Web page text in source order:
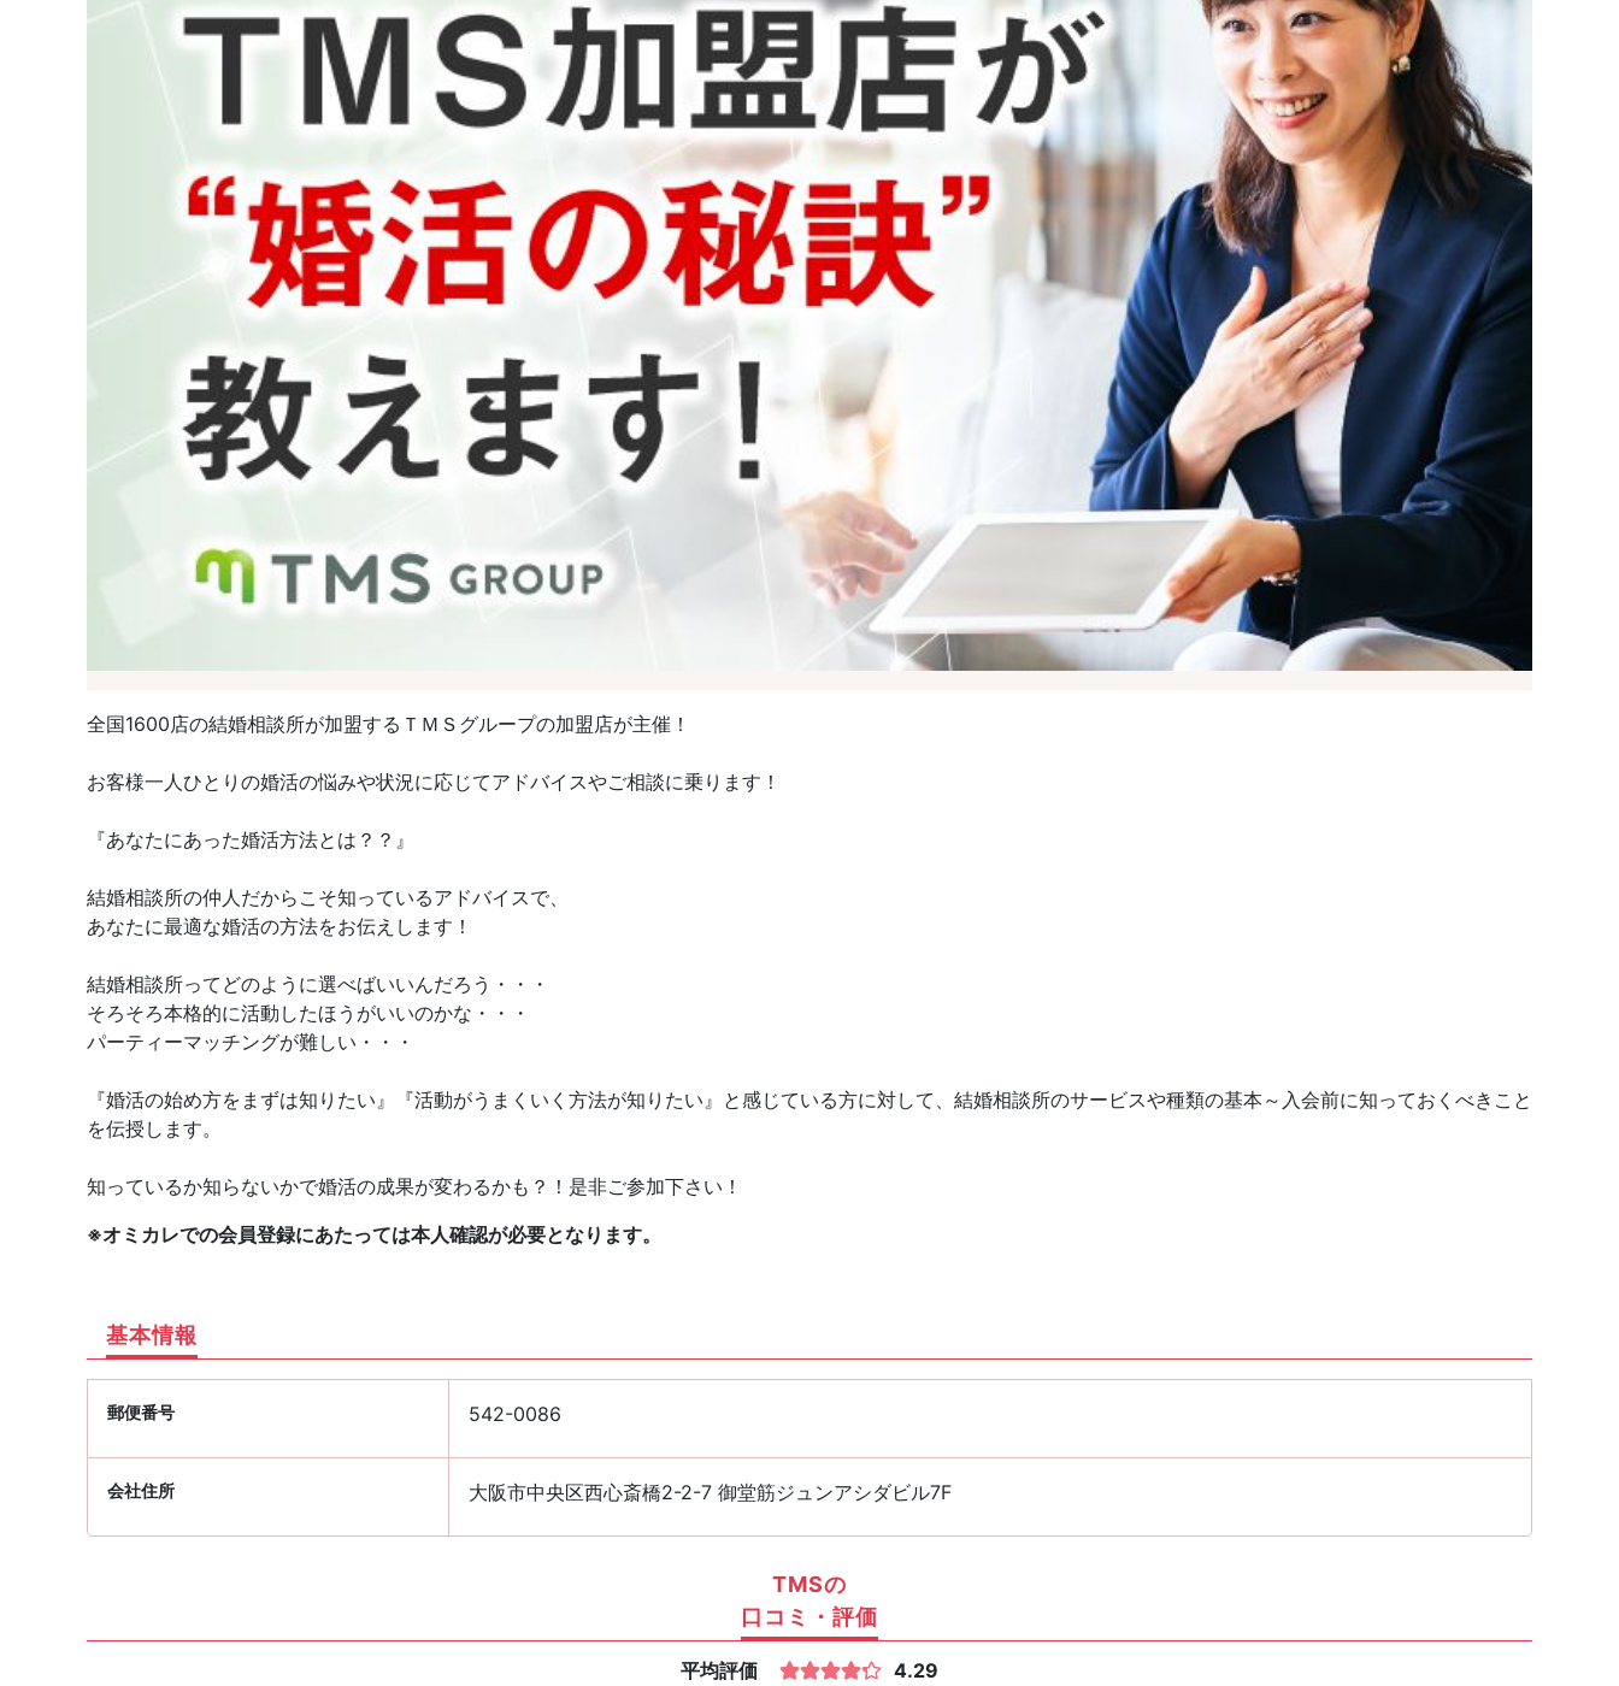
全国1600店の結婚相談所が加盟するＴＭＳグループの加盟店が主催！
お客様一人ひとりの婚活の悩みや状況に応じてアドバイスやご相談に乗ります！
『あなたにあった婚活方法とは？？』
結婚相談所の仲人だからこそ知っているアドバイスで、
あなたに最適な婚活の方法をお伝えします！
結婚相談所ってどのように選べばいいんだろう・・・
そろそろ本格的に活動したほうがいいのかな・・・
パーティーマッチングが難しい・・・
『婚活の始め方をまずは知りたい』『活動がうまくいく方法が知りたい』と感じている方に対して、結婚相談所のサービスや種類の基本～入会前に知っておくべきこと
を伝授します。
知っているか知らないかで婚活の成果が変わるかも？！是非ご参加下さい！
※オミカレでの会員登録にあたっては本人確認が必要となります。
基本情報
郵便番号 542-0086
会社住所 大阪市中央区西心斎橋2-2-7 御堂筋ジュンアシダビル7F
TMSの
口コミ・評価
平均評価 4.29